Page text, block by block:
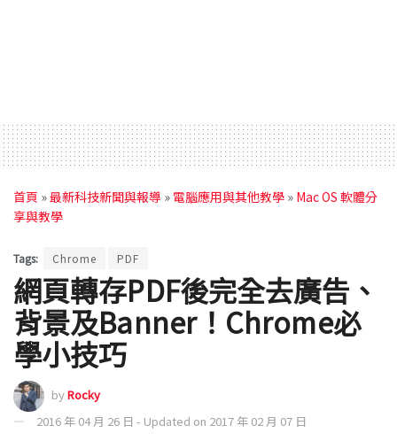
首頁 »最新科技新聞與報導 » 電腦應用與其他教學 » Mac OS 軟體分
享與教學
Tags: Chrome PDF
網頁轉存PDF後完全去廣告、
背景及Banner！Chrome必
學小技巧
byRocky
2016 年 04 月 26 日 - Updated on 2017 年 02 月 07 日